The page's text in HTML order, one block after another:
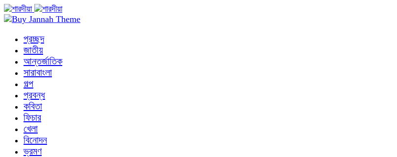
প্রচ্ছদ
জাতীয়
আন্তর্জাতিক
সারাবাংলা
গল্প
প্রবন্ধ
কবিতা
ফিচার
খেলা
বিনোদন
ভ্রমণ